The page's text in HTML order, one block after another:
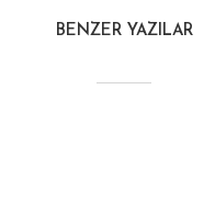
BENZER YAZILAR